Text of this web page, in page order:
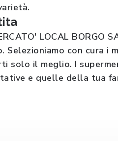
LOCAL BORGO
Selezioniamo con cura
solo il meglio. I
e quelle della tua